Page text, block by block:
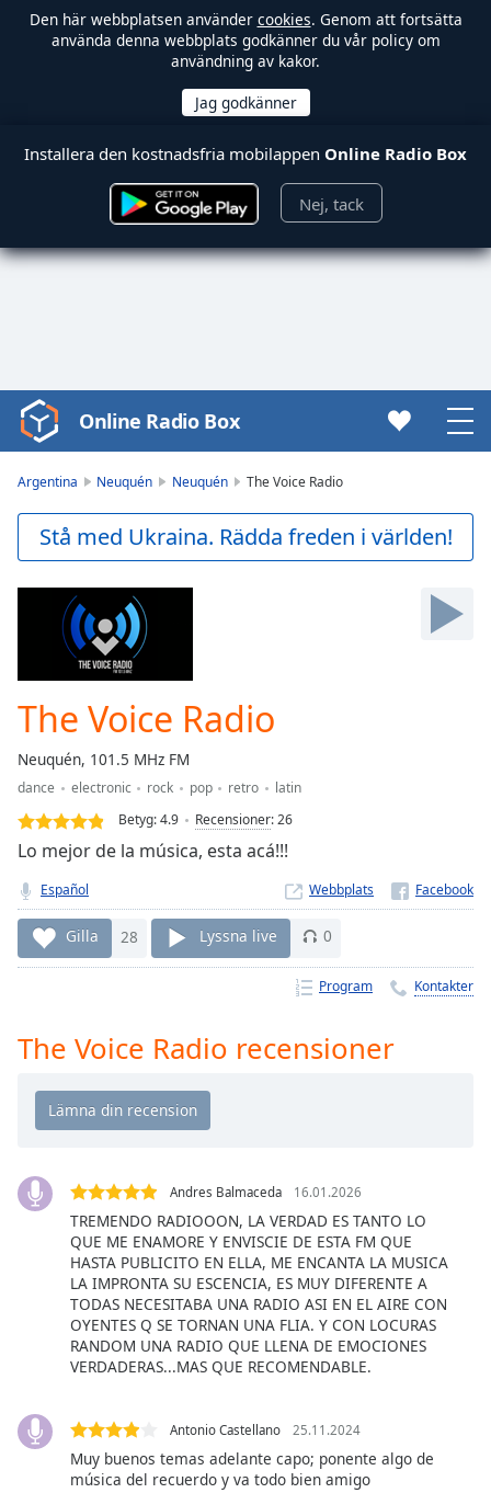
Den här webbplatsen använder cookies. Genom att fortsätta
använda denna webbplats godkänner du vår policy om
användning av kakor.
Installera den kostnadsfria mobilappen Online Radio Box
Nej, tack
Video
Player
Play
Video
Backward
Mute
Current
Time 0:00
Duration -:-
Loaded :
0.00%
Stream
Seek to
live,
currently
behind
liveLIVE
Playback
Rate
Chapters
Descriptions
descriptions
selected
subtitles
settings
opens
Online Radio Box
Argentina Neuquén Neuquén The Voice Radio
Stå med Ukraina. Rädda freden i världen!
The Voice Radio
Neuquén, 101.5 MHz FM
dance electronic rock pop retro
latin
Betyg:4.9 Recensioner:26
Lo mejor de la música, esta acá!!!
Español Webbplats
Gilla 28 Lyssna live 0
Program Kontakter
The Voice Radio recensioner
Andres Balmaceda 16.01.2026
TREMENDO RADIOOON, LA VERDAD ES TANTO LO
QUE ME ENAMORE Y ENVISCIE DE ESTA FM QUE
HASTA PUBLICITO EN ELLA, ME ENCANTA LA MUSICA
LA IMPRONTA SU ESCENCIA, ES MUY DIFERENTE A
TODAS NECESITABA UNA RADIO ASI EN EL AIRE CON
OYENTES Q SE TORNAN UNA FLIA. Y CON LOCURAS
RANDOM UNA RADIO QUE LLENA DE EMOCIONES
VERDADERAS...MAS QUE RECOMENDABLE.
Antonio Castellano 25.11.2024
Muy buenos temas adelante capo; ponente algo de
música del recuerdo y va todo bien amigo